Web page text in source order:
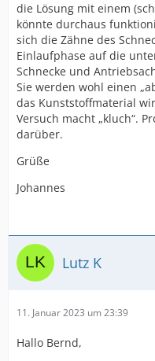
die Lösung mit einem
könnte durchaus
sich die Zähne des
Einlaufphase auf die
Schnecke und
Sie werden wohl einen
das Kunststoffmaterial
Versuch macht „kluch“.
darüber.
Grüße
Johannes
Lutz K
11. Januar 2023 um 23:39
Hallo Bernd,